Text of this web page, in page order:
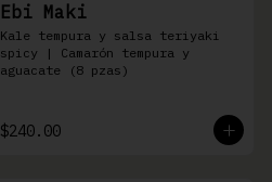
Ebi Maki
Kale tempura y salsa teriyaki
spicy | Camarón tempura y
aguacate (8 pzas)
$240.00